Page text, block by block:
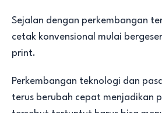
Sejalan dengan perkembangan
cetak konvensional mulai
print.
Perkembangan teknologi dan
terus berubah cepat menjadikan